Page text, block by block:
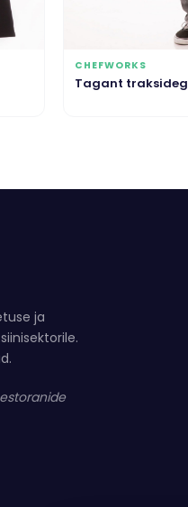
CHEFWORKS
Tagant
ja